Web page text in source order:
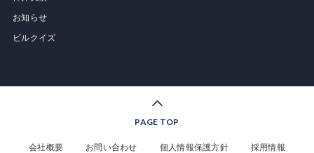
お知らせ
ビルクイズ
PAGE TOP
会社概要 お問い合わせ 個人情報保護方針 採用情報